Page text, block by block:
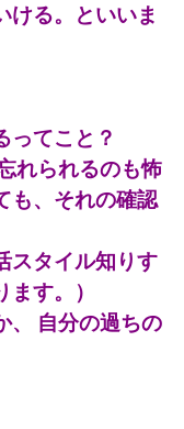
ける。といいま
ってこと？
れられるのも怖
も、それの確認
スタイル知りす
す。）
自分の過ちの